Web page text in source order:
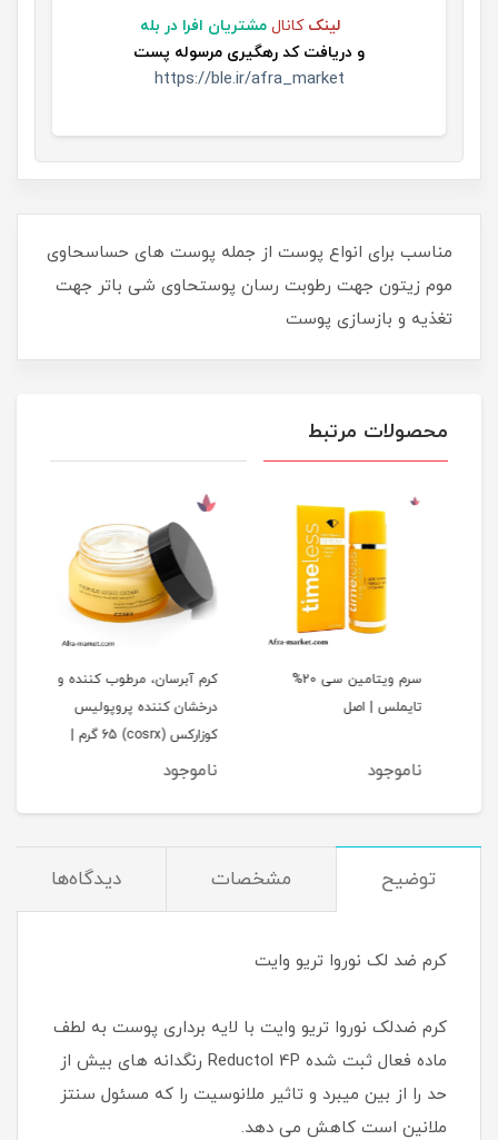
لینک کانال مشتریان افرا در بله
و دریافت کد رهگیری مرسوله پست
https://ble.ir/afra_market
مناسب برای انواع پوست از جمله پوست های حساسحاوی
موم زیتون جهت رطوبت رسان پوستحاوی شی باتر جهت
تغذیه و بازسازی پوست
محصولات مرتبط
سرم ویتامین سی 20%
تایملس | اصل
ناموجود
کرم آبرسان، مرطوب کننده و
درخشان کننده پروپولیس
کوزارکس (cosrx) 65 گرم |
اصل
ناموجود
توضیح مشخصات دیدگاه‌ها
کرم ضد لک نوروا تریو وایت
کرم ضدلک نوروا تریو وایت با لایه برداری پوست به لطف
ماده فعال ثبت شده Reductol 4P رنگدانه های بیش از
حد را از بین میبرد و تاثیر ملانوسیت را که مسئول سنتز
ملانین است کاهش می دهد.